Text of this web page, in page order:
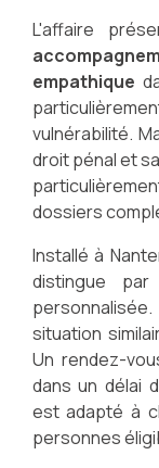
L'affaire
empathique
vulnérabilité.
droit pénal et
dossiers
Installé à
distingue
situation
Un rendez-
dans un délai
est adapté à
personnes